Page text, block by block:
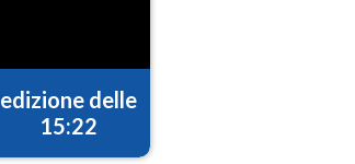
edizione delle
15:22